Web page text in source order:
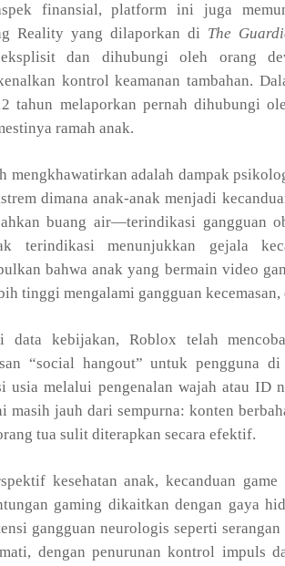
finansial, platform ini juga
Reality yang dilaporkan di The
dan dihubungi oleh orang
kontrol keamanan tambahan.
tahun melaporkan pernah dihubungi
ramah anak.
mengkhawatirkan adalah dampak
dimana anak-anak menjadi
buang air—terindikasi gangguan
terindikasi menunjukkan gejala
bahwa anak yang bermain video
tinggi mengalami gangguan kecemasan,
data kebijakan, Roblox telah
“social hangout” untuk pengguna
usia melalui pengenalan wajah atau ID
masih jauh dari sempurna: konten
tua sulit diterapkan secara efektif.
kesehatan anak, kecanduan
gaming dikaitkan dengan gaya
gangguan neurologis seperti
dengan penurunan kontrol impuls